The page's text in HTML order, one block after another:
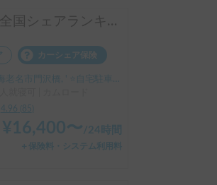
2年連続全国シェアランキング1位獲得🥇 🏕️フル装備のキャンピングカーで快適な家族旅行をお楽しみ下さい😆
カーシェア保険
門沢橋, ' ⭐️自宅駐車場（普通車1台1,500円）
4.96 85
¥ 16,400〜/24時間
＋保険料・システム利用料